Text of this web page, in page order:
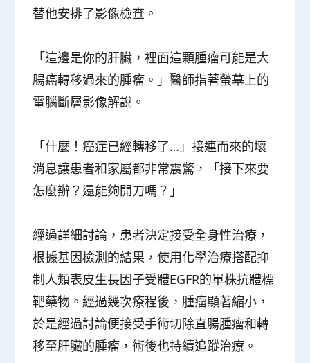
替他安排了影像檢查。
「這邊是你的肝臟，裡面這顆腫瘤可能是大
腸癌轉移過來的腫瘤。」醫師指著螢幕上的
電腦斷層影像解說。
「什麼！癌症已經轉移了…」接連而來的壞
消息讓患者和家屬都非常震驚，「接下來要
怎麼辦？還能夠開刀嗎？」
經過詳細討論，患者決定接受全身性治療，
根據基因檢測的結果，使用化學治療搭配抑
制人類表皮生長因子受體EGFR的單株抗體標
靶藥物。經過幾次療程後，腫瘤顯著縮小，
於是經過討論便接受手術切除直腸腫瘤和轉
移至肝臟的腫瘤，術後也持續追蹤治療。